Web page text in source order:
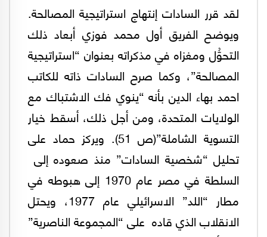
لقد ‏قرر السادات إنتهاج استراتيجية المصالحة.
ويوضح الفريق أول محمد فوزي أبعاد ذلك
التحوُّل ومغزاه في مذكراته بعنوان “استراتيجية
المصالحة”، وكما صرح السادات ذاته للكاتب
احمد بهاء الدين بأنه “ينوي فك الاشتباك مع
الولايات المتحدة، ومن أجل ذلك، أسقط خيار
التسوية الشاملة”(ص 51). ويركز حماد على
تحليل “شخصية السادات” منذ صعوده إلى
السلطة في مصر عام 1970 إلى هبوطه في
مطار “اللد” الاسرائيلي عام 1977، ويحتل
الانقلاب الذي قاده على “المجموعة الناصرية”